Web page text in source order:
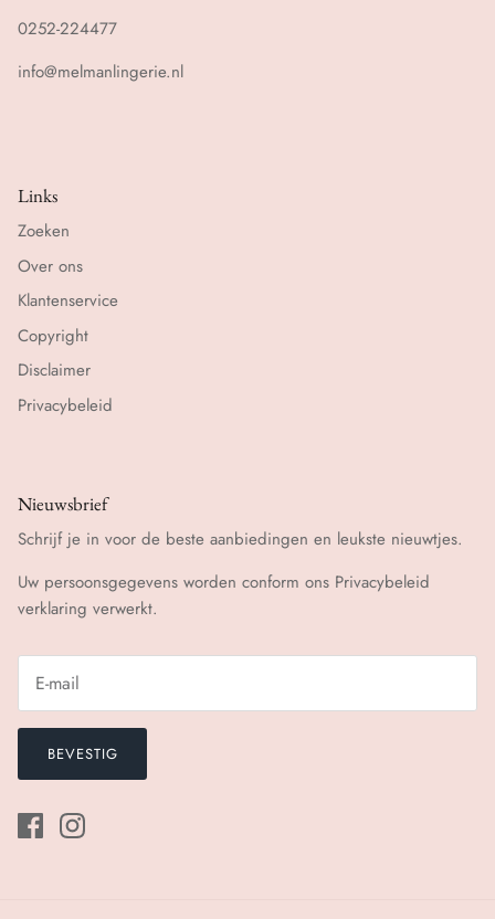
0252-224477
info@melmanlingerie.nl
Links
Zoeken
Over ons
Klantenservice
Copyright
Disclaimer
Privacybeleid
Nieuwsbrief
Schrijf je in voor de beste aanbiedingen en leukste nieuwtjes.
Uw persoonsgegevens worden conform ons Privacybeleid
verklaring verwerkt.
BEVESTIG